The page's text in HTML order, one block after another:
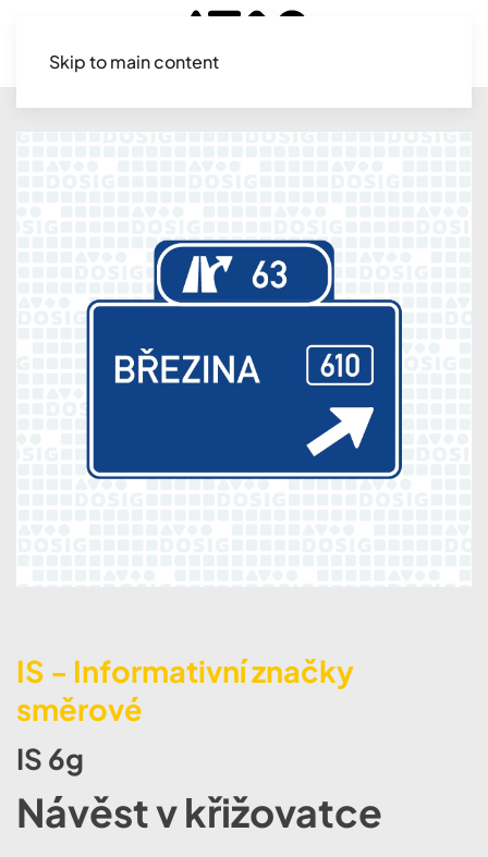
Skip to main content
IS - Informativní značky
směrové
IS 6g
Návěst v křižovatce